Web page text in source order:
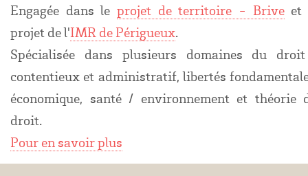
Engagée dans le projet de territoire - Briveet
projet de l'IMR de Périgueux.
Spécialisée dans plusieurs domaines du
contentieux et administratif, libertés
économique, santé / environnement et théorie
droit.
Pour en savoir plus